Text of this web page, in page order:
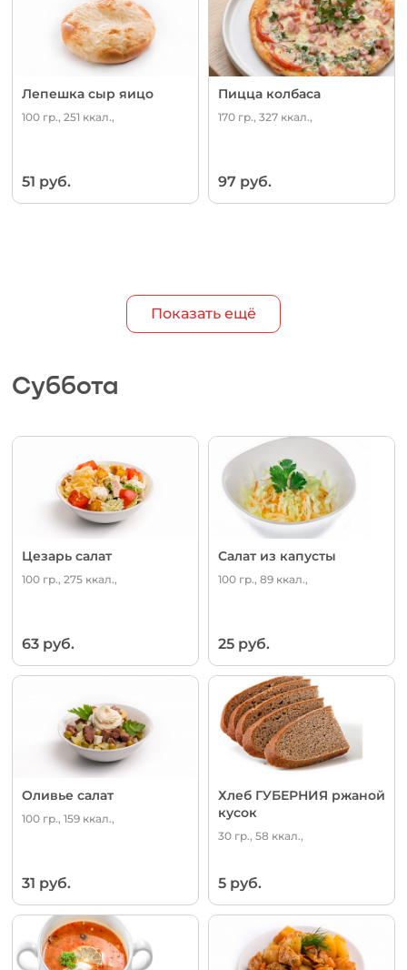
Лепешка сыр яицо
100 гр., 251 ккал.,
51 руб.
Пицца колбаса
170 гр., 327 ккал.,
97 руб.
Показать ещё
Суббота
Цезарь салат
100 гр., 275 ккал.,
63 руб.
Салат из капусты
100 гр., 89 ккал.,
25 руб.
Оливье салат
100 гр., 159 ккал.,
31 руб.
Хлеб ГУБЕРНИЯ ржаной
кусок
30 гр., 58 ккал.,
5 руб.